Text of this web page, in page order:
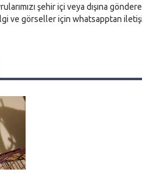
şehir içi veya dışına
ve görseller için whatsapptan